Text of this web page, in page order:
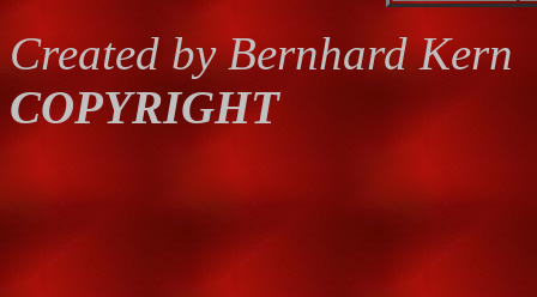
Created by Bernhard Kern
COPYRIGHT